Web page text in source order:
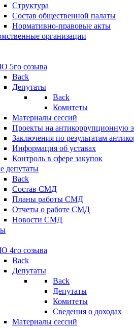
Структура
Состав общественной палаты
Нормативно-правовые акты
организации
5го созыва
Back
Депутаты
Back
Комитеты
Материалы сессий
Проекты на антикоррупционную
Заключения по результатам
Информация об уставах
Контроль в сфере закупок
депутаты
Back
Состав СМД
Планы работы СМД
Отчеты о работе СМД
Новости СМД
4го созыва
Back
Депутаты
Back
Депутаты
Комитеты
Сведения о доходах
Материалы сессий